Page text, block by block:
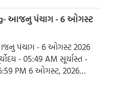
છે. આ મહિનામાં ભગવાન
પૂજા કરવાથી ઈચ્છાઓ
પૂર્ણ થાય છે. ધાર્મિક
અનુસાર, ભગવાન શિવે
દેવી પાર્વતીને પોતાની
તરીકે સ્વીકાર્યા હતા. ચાલો
કે આ વર્ષે શ્રાવણમાં કેટલા
પંચાગ - 6 ઓગસ્ટ
- 6 ઓગસ્ટ 2026
- 05:49 AM સૂર્યાસ્ત -
PM 6 ઓગસ્ટ, 2026